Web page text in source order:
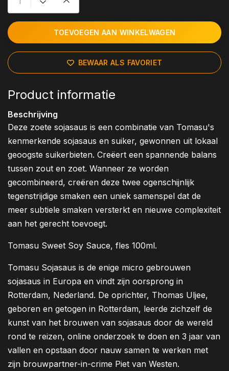
TOEVOEGEN AAN WINKELWAGEN
BEWAAR ALS FAVORIET
Product informatie
Beschrijving
Deze zoete sojasaus is een combinatie van Tomasu's
kenmerkende sojasaus en suiker, gewonnen uit lokaal
geoogste suikerbieten. Creëert een spannende balans
tussen zout en zoet. Wanneer ze worden
gecombineerd, creëren deze twee ogenschijnlijk
tegenstrijdige smaken een uniek samenspel dat de
meer subtiele smaken versterkt en nieuwe complexiteit
aan het gerecht toevoegt.
Tomasu Sweet Soy Sauce, fles 100ml.
Tomasu Sojasaus is de enige micro gebrouwen
sojasaus in Europa en vindt zijn oorsprong in
Rotterdam, Nederland. De oprichter, Thomas Uljee,
geboren en getogen in Rotterdam, leerde zichzelf de
kunst van het brouwen van sojasaus door de wereld
rond te reizen, online onderzoek te doen en 3 jaar van
vallen en opstaan ​​door nauw samen te werken met
zijn brouwpartner-in-crime Piet van Westen.